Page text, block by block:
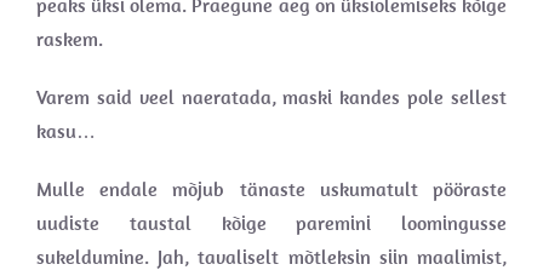
peaks üksi olema. Praegune aeg on üksiolemiseks kõige
raskem.
Varem said veel naeratada, maski kandes pole sellest
kasu…
Mulle endale mõjub tänaste uskumatult pööraste
uudiste taustal kõige paremini loomingusse
sukeldumine. Jah, tavaliselt mõtleksin siin maalimist,